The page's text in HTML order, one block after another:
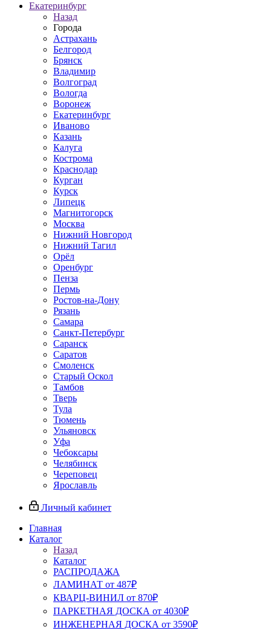
Екатеринбург
Назад
Города
Астрахань
Белгород
Брянск
Владимир
Волгоград
Вологда
Воронеж
Екатеринбург
Иваново
Казань
Калуга
Кострома
Краснодар
Курган
Курск
Липецк
Магнитогорск
Москва
Нижний Новгород
Нижний Тагил
Орёл
Оренбург
Пенза
Пермь
Ростов‑на‑Дону
Рязань
Самара
Санкт‑Петербург
Саранск
Саратов
Смоленск
Старый Оскол
Тамбов
Тверь
Тула
Тюмень
Ульяновск
Уфа
Чебоксары
Челябинск
Череповец
Ярославль
Личный кабинет
Главная
Каталог
Назад
Каталог
РАСПРОДАЖА
ЛАМИНАТ от 487₽
КВАРЦ-ВИНИЛ от 870₽
ПАРКЕТНАЯ ДОСКА от 4030₽
ИНЖЕНЕРНАЯ ДОСКА от 3590₽